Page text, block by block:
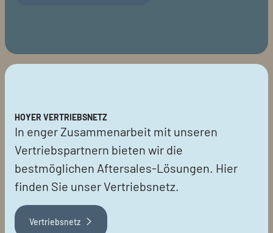
HOYER VERTRIEBSNETZ
In enger Zusammenarbeit mit unseren
Vertriebspartnern bieten wir die
bestmöglichen Aftersales-Lösungen. Hier
finden Sie unser Vertriebsnetz.
Vertriebsnetz